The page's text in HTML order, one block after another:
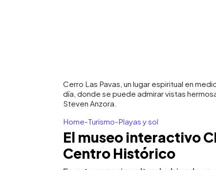
Cerro Las Pavas, un lugar espiritual en
día, donde se puede admirar vistas
Steven Anzora.
Home-Turismo-Playas y sol
El museo interactivo
Centro Histórico